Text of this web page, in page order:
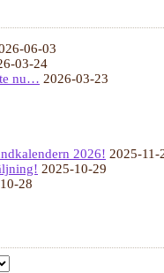
06-03
03-24
nu… 2026-03-23
2026! 2025-11-
2025-10-29
28